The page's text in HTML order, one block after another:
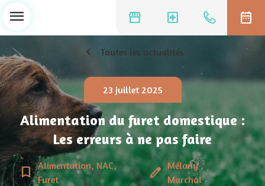
storefront local_hospital date_range
menu
chevron_left Toutes les actualités
23 juillet 2025
Alimentation du furet domestique :
Les erreurs à ne pas faire
bookmark_border Alimentation, NAC,
Furet
edit Mélany
Marchal